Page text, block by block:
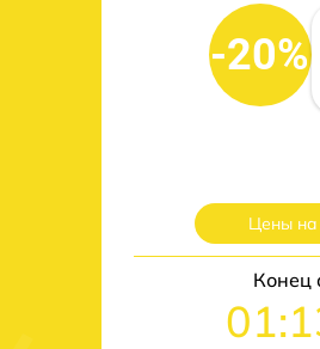
-20%
Цены на
Конец